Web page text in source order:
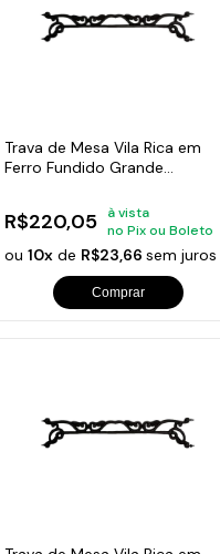
Trava de Mesa Vila Rica em
Ferro Fundido Grande
R$220,05
à vista
no Pix ou Boleto
ou10x de R$23,66sem juros
Comprar